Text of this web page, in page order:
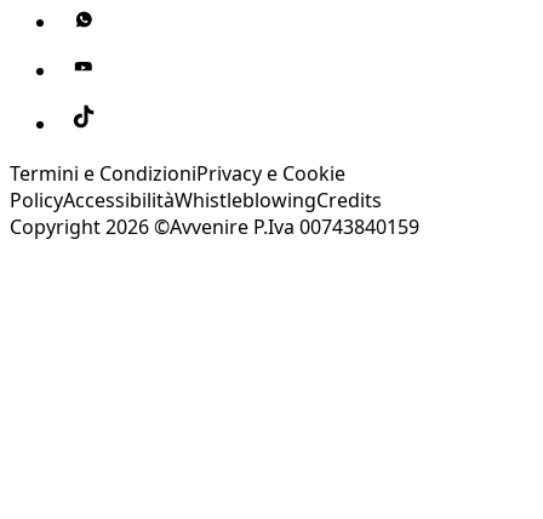
Termini e CondizioniPrivacy e Cookie
PolicyAccessibilitàWhistleblowingCredits
Copyright 2026 ©Avvenire P.Iva 00743840159